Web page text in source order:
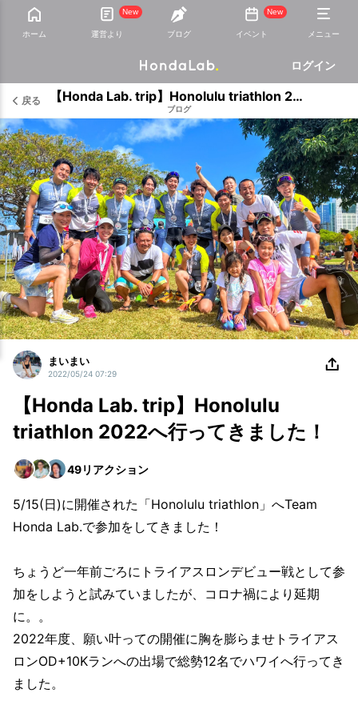
ホーム
New
運営より ブログ
New
イベント メニュー
ログイン
戻る 【Honda Lab. trip】Honolulu triathlon 2022へ行ってきました！
ブログ
まいまい
2022/05/24 07:29
【Honda Lab. trip】Honolulu
triathlon 2022へ行ってきました！
49リアクション
5/15(日)に開催された「Honolulu triathlon」へTeam
Honda Lab.で参加をしてきました！
ちょうど一年前ごろにトライアスロンデビュー戦として参
加をしようと試みていましたが、コロナ禍により延期
に。。
2022年度、願い叶っての開催に胸を膨らませトライアス
ロンOD+10Kランへの出場で総勢12名でハワイへ行ってき
ました。